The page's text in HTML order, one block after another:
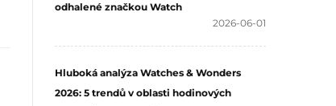
odhalené značkou Watch
2026-06-01
Hluboká analýza Watches & Wonders
2026: 5 trendů v oblasti hodinových